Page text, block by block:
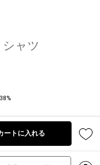
ャツ
ートに入れる